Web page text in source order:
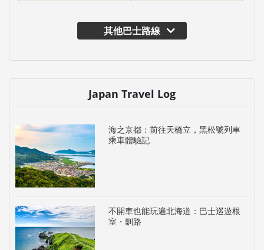
其他巴士路線
Japan Travel Log
海之京都：前往天橋立，黑松號列車
乘車體驗記
不開車也能玩遍北海道：巴士巡遊根
室・釧路